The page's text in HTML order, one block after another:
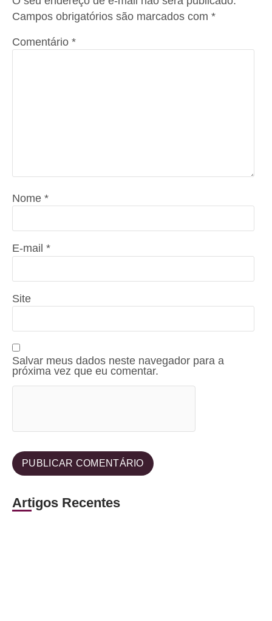
Campos obrigatórios são marcados com *
Comentário *
Nome *
E-mail *
Site
Salvar meus dados neste navegador para a
próxima vez que eu comentar.
Artigos Recentes